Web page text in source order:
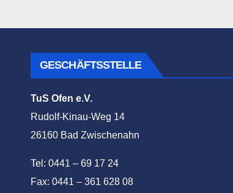
GESCHÄFTSSTELLE
TuS Ofen e.V.
Rudolf-Kinau-Weg 14
26160 Bad Zwischenahn
Tel: 0441 – 69 17 24
Fax: 0441 – 361 628 08